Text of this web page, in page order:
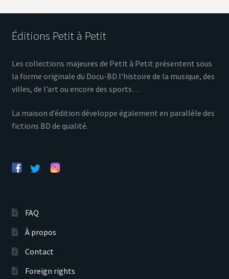
Éditions Petit à Petit
Les collections majeures de Petit à Petit présentent sous
la forme originale du Docu-BD l’histoire de la musique, des
villes, de l’art ou encore des sports…
La maison d’édition développe également en parallèle des
fictions BD de qualité.
FAQ
À propos
Contact
Foreign rights